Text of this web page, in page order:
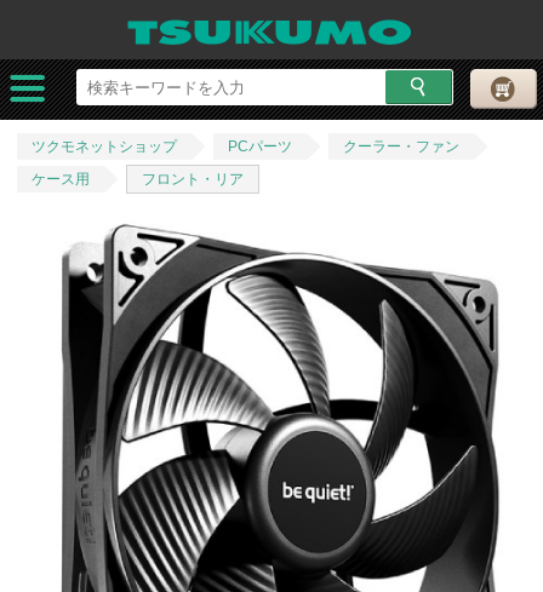
ツクモネットショップ PCパーツ
クーラー・ファン
ケース用
フロント・リア